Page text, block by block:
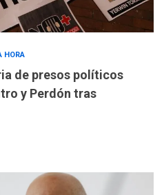
HORA
de presos políticos
y Perdón tras